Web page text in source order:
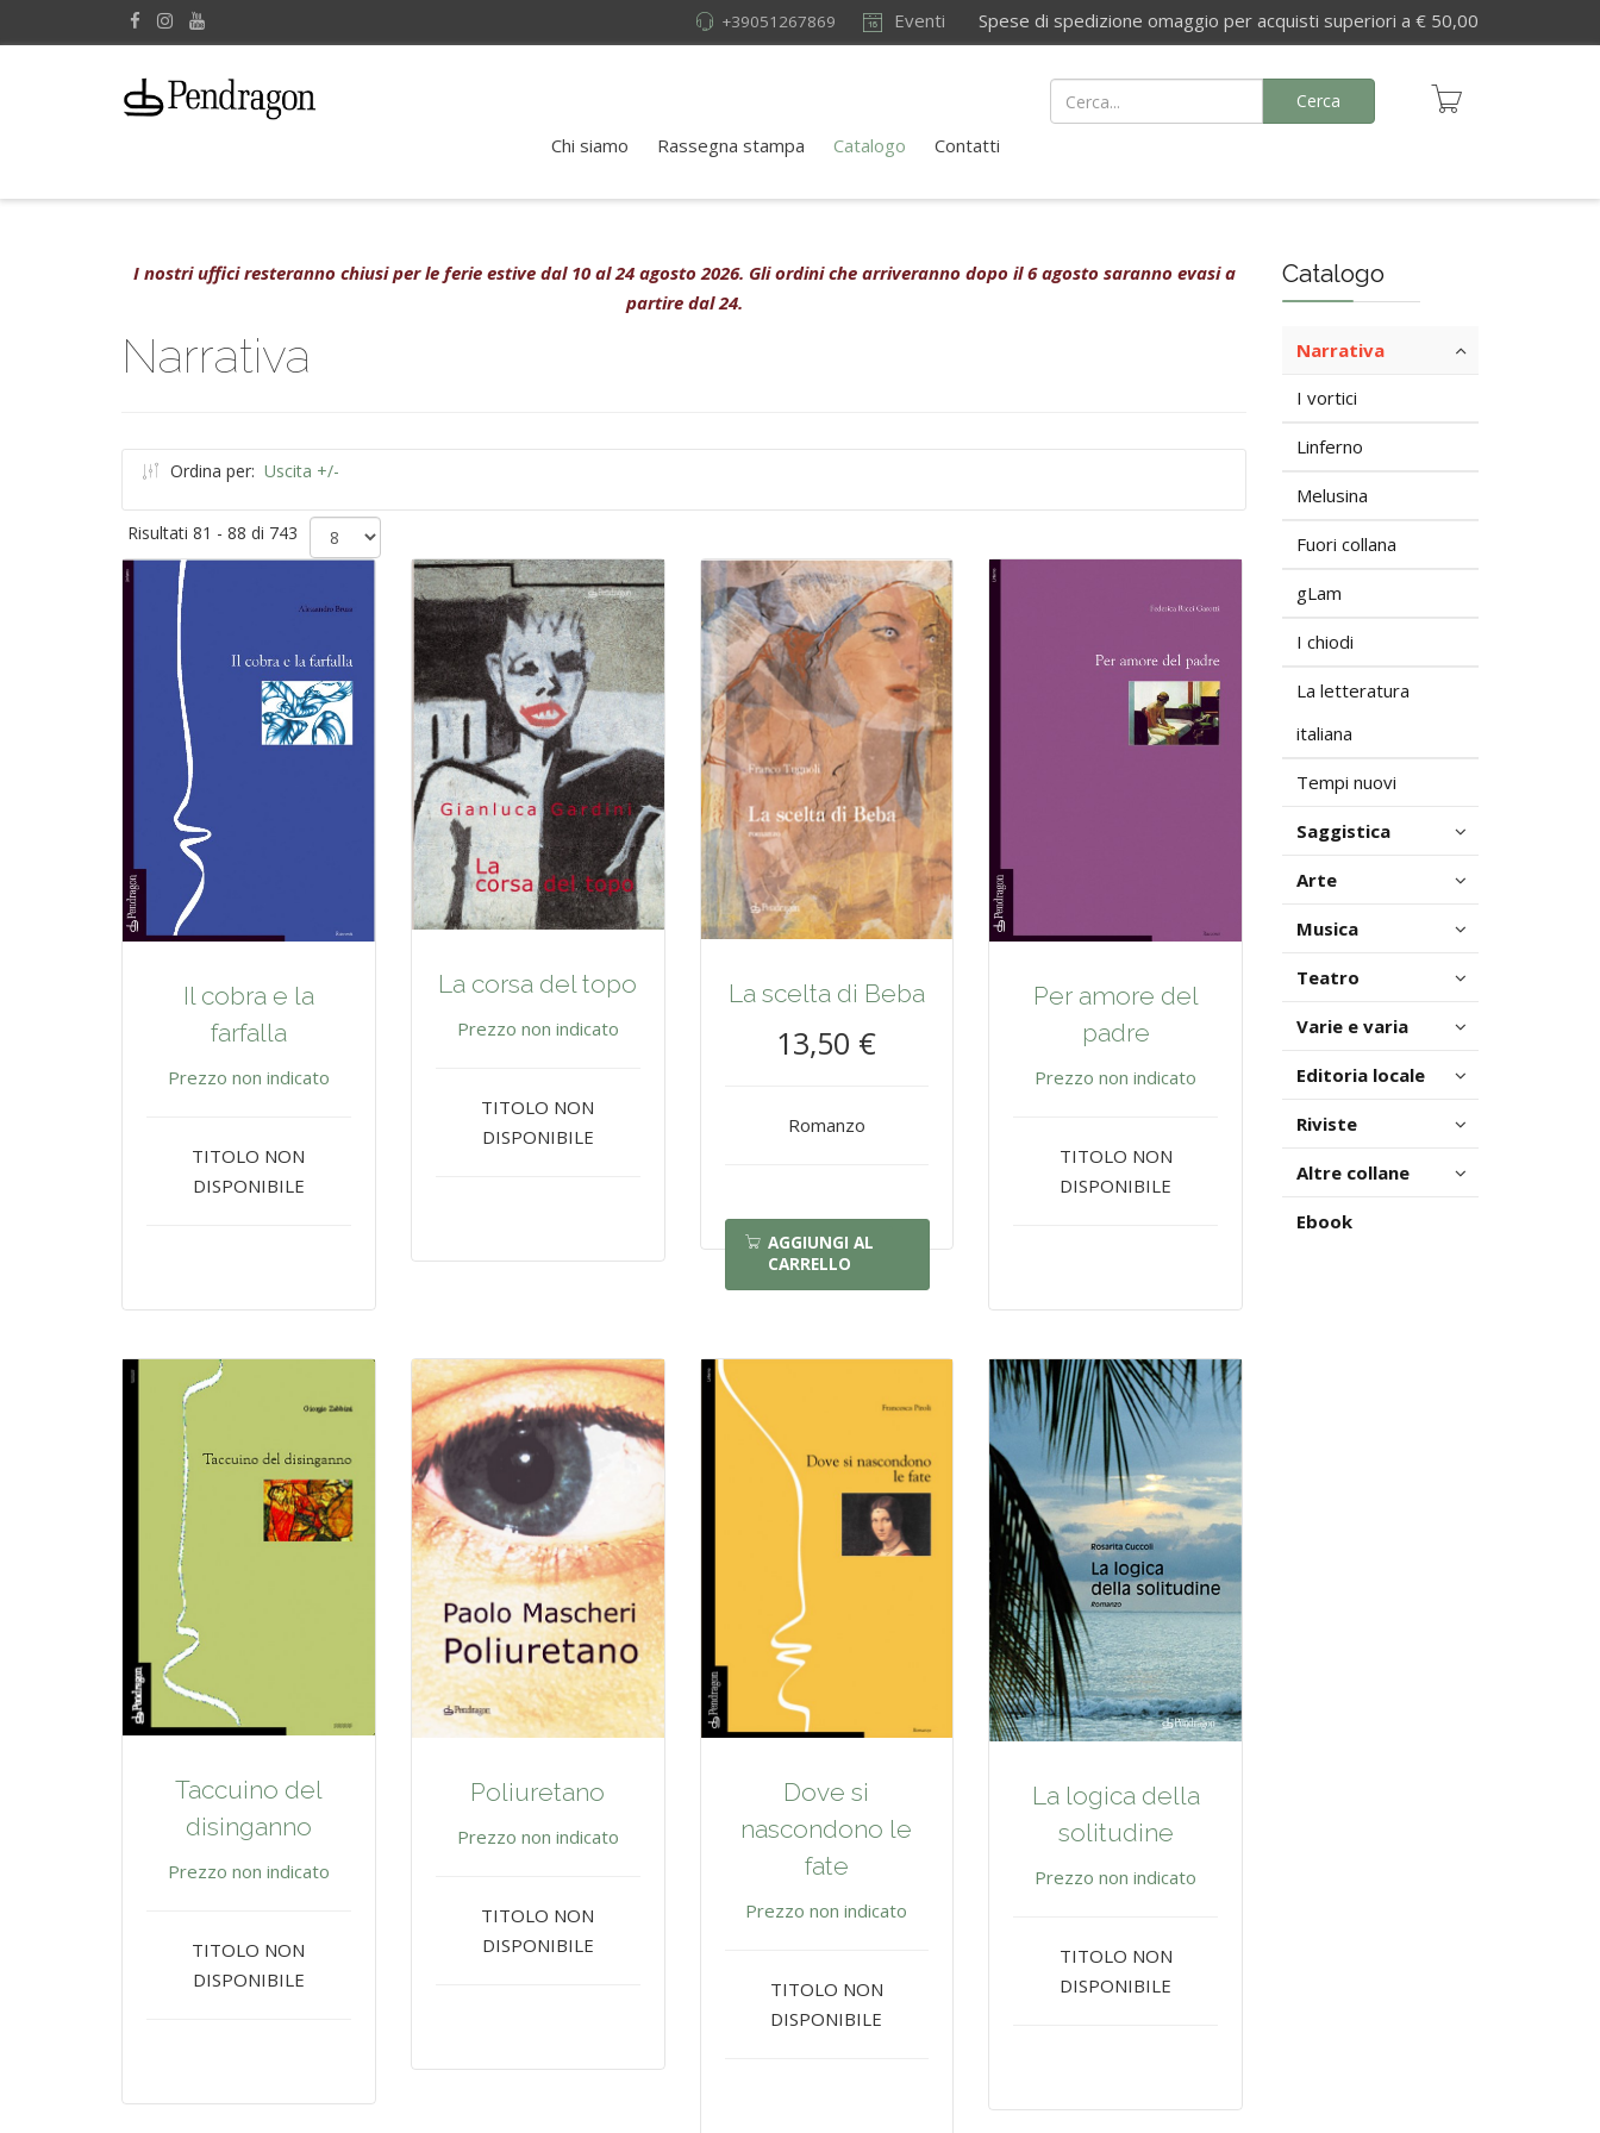
Eventi Spese di spedizione omaggio per acquisti superiori a € 50,00
+39051267869
Chi siamo Rassegna stampa Catalogo Contatti
Cerca
I nostri uffici resteranno chiusi per le ferie estive dal 10 al 24 agosto 2026. Gli ordini che arriveranno dopo il 6 agosto saranno evasi a
partire dal 24.
Narrativa
Ordina per: Uscita +/-
Risultati 81 - 88 di 743
Il cobra e la
farfalla
Prezzo non indicato
TITOLO NON
DISPONIBILE
La corsa del topo
Prezzo non indicato
TITOLO NON
DISPONIBILE
La scelta di Beba
13,50 €
Romanzo
AGGIUNGI AL
CARRELLO
Per amore del
padre
Prezzo non indicato
TITOLO NON
DISPONIBILE
Taccuino del
disinganno
Prezzo non indicato
TITOLO NON
DISPONIBILE
Poliuretano
Prezzo non indicato
TITOLO NON
DISPONIBILE
Dove si
nascondono le
fate
Prezzo non indicato
TITOLO NON
DISPONIBILE
La logica della
solitudine
Prezzo non indicato
TITOLO NON
DISPONIBILE
Catalogo
Narrativa
I vortici
Linferno
Melusina
Fuori collana
gLam
I chiodi
La letteratura
italiana
Tempi nuovi
Saggistica
Arte
Musica
Teatro
Varie e varia
Editoria locale
Riviste
Altre collane
Ebook